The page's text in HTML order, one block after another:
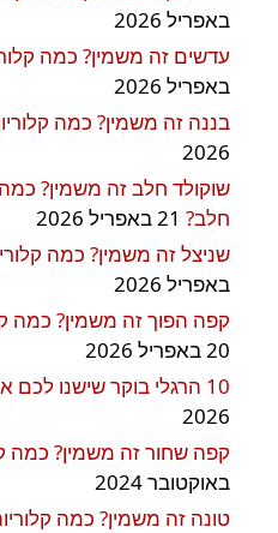
באפריל 2026
עדשים זה משמין? כמה
באפריל 2026
בננה זה משמין? כמה
2026
שוקולד חלב זה משמין?
חלב? 21 באפריל 2026
שניצל זה משמין? כמה
באפריל 2026
קפה הפוך זה משמין? כמה
20 באפריל 2026
10 הרגלי בוקר שישנו לכם את החיים
2026
קפה שחור זה משמין? כמה
באוקטובר 2024
טונה זה משמין? כמה